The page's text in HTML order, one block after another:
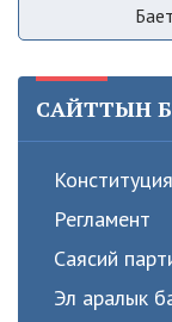
САЙТТЫН
Конституция
Регламент
Саясий
Эл аралык